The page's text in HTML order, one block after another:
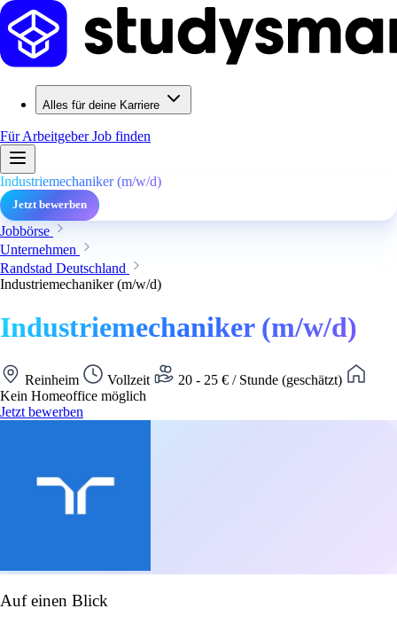
Alles für deine Karriere
Für ArbeitgeberJob finden
Industriemechaniker (m/w/d)
Jetzt bewerben
Jobbörse
Unternehmen
Randstad Deutschland
Industriemechaniker (m/w/d)
Industriemechaniker (m/w/d)
Reinheim Vollzeit
20 - 25 € / Stunde (geschätzt)
Kein Homeoffice möglich
Jetzt bewerben
Auf einen Blick